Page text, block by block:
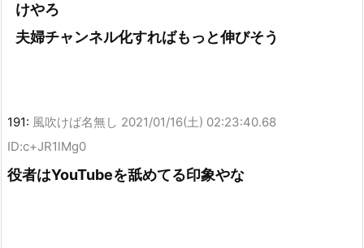
けやろ
夫婦チャンネル化すればもっと伸びそう
191: 風吹けば名無し 2021/01/16(土) 02:23:40.68
ID:c+JR1lMg0
役者はYouTubeを舐めてる印象やな